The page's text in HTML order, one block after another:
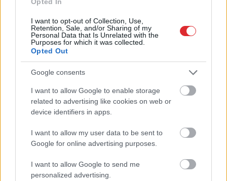
I want to opt-out of Collection, Use,
Retention, Sale, and/or Sharing of my
Personal Data that Is Unrelated with the
Purposes for which it was collected.
Opted Out
Google consents
I want to allow Google to enable storage
related to advertising like cookies on web or
device identifiers in apps.
I want to allow my user data to be sent to
Google for online advertising purposes.
I want to allow Google to send me
personalized advertising.
TESTS.Tikai cilvēki ar
laucinieka DNS spēs iegūt
80% šajā lauku gudrību
testā
Atcelt Ziņot